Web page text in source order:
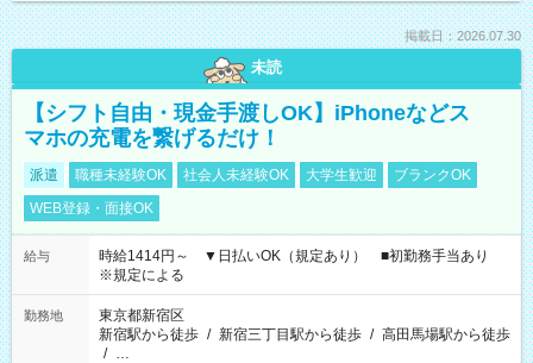
掲載日：2026.07.30
未読
【シフト自由・現金手渡しOK】iPhoneなどス
マホの充電を繋げるだけ！
派遣 職種未経験OK 社会人未経験OK 大学生歓迎
ブランクOK
WEB登録・面接OK
給与
時給1414円～ ▼日払いOK（規定あり） ■初勤務手当あり
※規定による
勤務地
東京都新宿区
新宿駅から徒歩 / 新宿三丁目駅から徒歩 / 高田馬場駅から徒歩
/ …